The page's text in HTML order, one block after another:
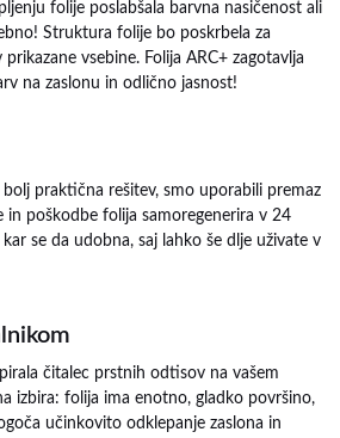
folije poslabšala barvna nasičenost ali
Struktura folije bo poskrbela za
vsebine. Folija ARC+ zagotavlja
na zaslonu in odlično jasnost!
bolj praktična rešitev, smo uporabili premaz
in poškodbe folija samoregenerira v 24
se da udobna, saj lahko še dlje uživate v
čitalec prstnih odtisov na vašem
izbira: folija ima enotno, gladko površino,
učinkovito odklepanje zaslona in